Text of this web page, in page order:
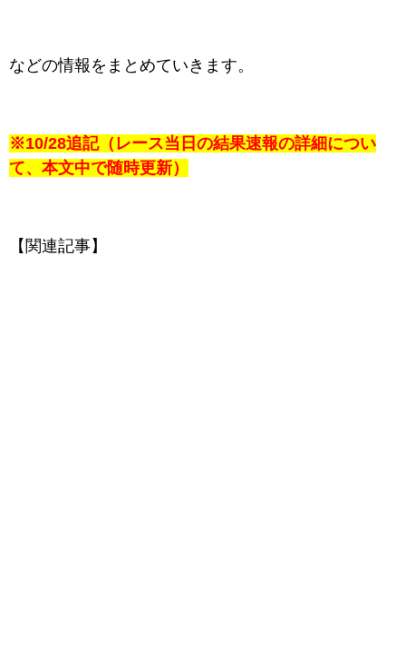
などの情報をまとめていきます。
※10/28追記（レース当日の結果速報の詳細につい
て、本文中で随時更新）
【関連記事】